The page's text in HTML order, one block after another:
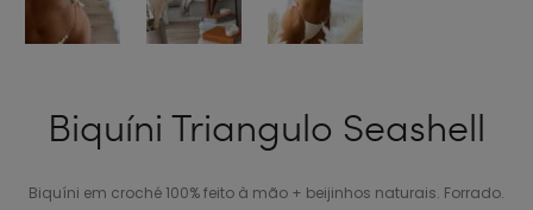
Biquíni Triangulo Seashell
Biquíni em croché 100% feito à mão + beijinhos naturais. Forrado.